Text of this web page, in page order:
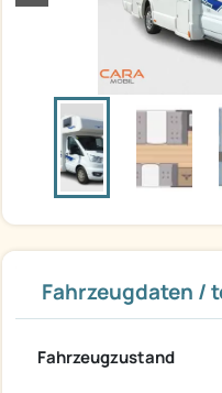
Fahrzeugdaten /
Fahrzeugzustand